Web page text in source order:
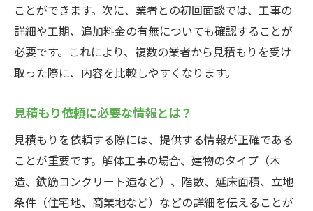
ことができます。次に、業者との初回面談では、工事の
詳細や工期、追加料金の有無についても確認することが
必要です。これにより、複数の業者から見積もりを受け
取った際に、内容を比較しやすくなります。
見積もり依頼に必要な情報とは？
見積もりを依頼する際には、提供する情報が正確である
ことが重要です。解体工事の場合、建物のタイプ（木
造、鉄筋コンクリート造など）、階数、延床面積、立地
条件（住宅地、商業地など）などの詳細を伝えることが